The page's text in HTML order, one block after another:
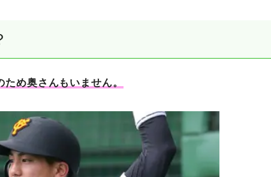
め奥さんもいません。